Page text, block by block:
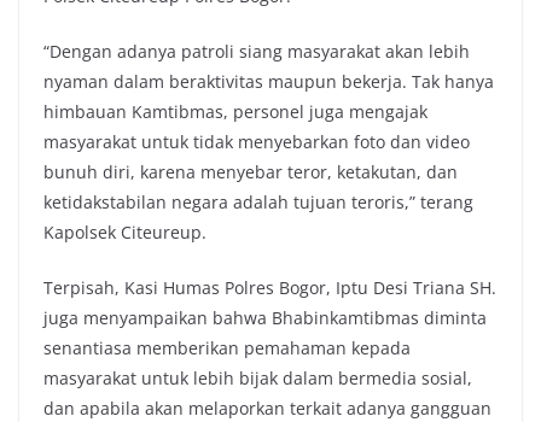
“Dengan adanya patroli siang masyarakat akan lebih
nyaman dalam beraktivitas maupun bekerja. Tak hanya
himbauan Kamtibmas, personel juga mengajak
masyarakat untuk tidak menyebarkan foto dan video
bunuh diri, karena menyebar teror, ketakutan, dan
ketidakstabilan negara adalah tujuan teroris,” terang
Kapolsek Citeureup.
Terpisah, Kasi Humas Polres Bogor, Iptu Desi Triana SH.
juga menyampaikan bahwa Bhabinkamtibmas diminta
senantiasa memberikan pemahaman kepada
masyarakat untuk lebih bijak dalam bermedia sosial,
dan apabila akan melaporkan terkait adanya gangguan